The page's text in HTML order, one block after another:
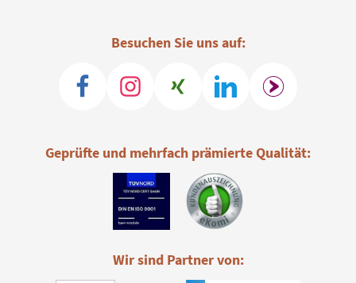
Besuchen Sie uns auf:
Geprüfte und mehrfach prämierte Qualität:
Wir sind Partner von: